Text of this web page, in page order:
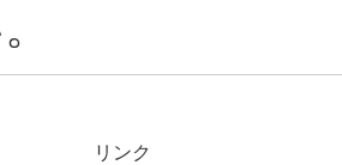
リンク